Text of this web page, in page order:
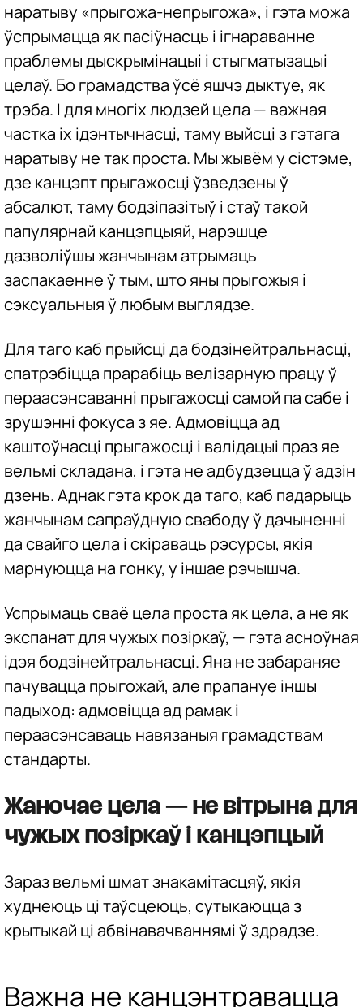
наратыву «прыгожа-непрыгожа», і гэта можа
ўспрымацца як пасіўнасць і ігнараванне
праблемы дыскрымінацыі і стыгматызацыі
целаў. Бо грамадства ўсё яшчэ дыктуе, як
трэба. І для многіх людзей цела — важная
частка іх ідэнтычнасці, таму выйсці з гэтага
наратыву не так проста. Мы жывём у сістэме,
дзе канцэпт прыгажосці ўзведзены ў
абсалют, таму бодзіпазітыў і стаў такой
папулярнай канцэпцыяй, нарэшце
дазволіўшы жанчынам атрымаць
заспакаенне ў тым, што яны прыгожыя і
сэксуальныя ў любым выглядзе.
Для таго каб прыйсці да бодзінейтральнасці,
спатрэбіцца прарабіць велізарную працу ў
пераасэнсаванні прыгажосці самой па сабе і
зрушэнні фокуса з яе. Адмовіцца ад
каштоўнасці прыгажосці і валідацыі праз яе
вельмі складана, і гэта не адбудзецца ў адзін
дзень. Аднак гэта крок да таго, каб падарыць
жанчынам сапраўдную свабоду ў дачыненні
да свайго цела і скіраваць рэсурсы, якія
марнуюцца на гонку, у іншае рэчышча.
Успрымаць сваё цела проста як цела, а не як
экспанат для чужых позіркаў, — гэта асноўная
ідэя бодзінейтральнасці. Яна не забараняе
пачувацца прыгожай, але прапануе іншы
падыход: адмовіцца ад рамак і
пераасэнсаваць навязаныя грамадствам
стандарты.
Жаночае цела — не вітрына для
чужых позіркаў і канцэпцый
Зараз вельмі шмат знакамітасцяў, якія
худнеюць ці таўсцеюць, сутыкаюцца з
крытыкай ці абвінавачваннямі ў здрадзе.
Важна не канцэнтравацца